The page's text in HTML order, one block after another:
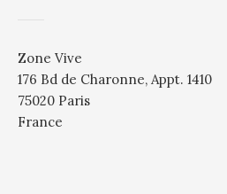
Zone Vive
176 Bd de Charonne, Appt. 1410
75020 Paris
France